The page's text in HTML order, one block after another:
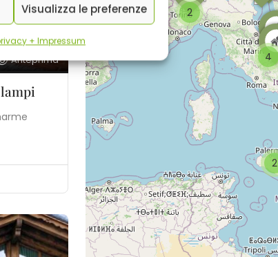
Visualizza le preferenze
+ Impressum
2
2
4
Anteprima